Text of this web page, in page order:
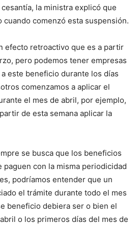
la ministra explicó que
cuando comenzó esta suspensión.
efecto retroactivo que es a partir
pero podemos tener empresas
este beneficio durante los días
comenzamos a aplicar el
el mes de abril, por ejemplo,
de esta semana aplicar la
se busca que los beneficios
paguen con la misma periodicidad
podríamos entender que un
el trámite durante todo el mes
beneficio debiera ser o bien el
o los primeros días del mes de